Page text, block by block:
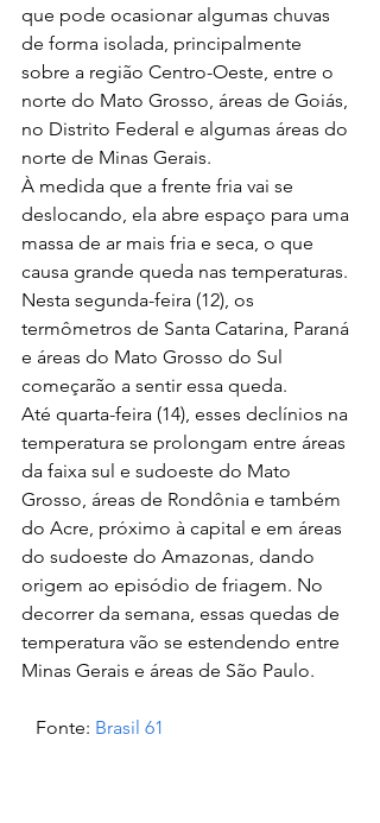
que pode ocasionar algumas chuvas
de forma isolada, principalmente
sobre a região Centro-Oeste, entre o
norte do Mato Grosso, áreas de Goiás,
no Distrito Federal e algumas áreas do
norte de Minas Gerais.
À medida que a frente fria vai se
deslocando, ela abre espaço para uma
massa de ar mais fria e seca, o que
causa grande queda nas temperaturas.
Nesta segunda-feira (12), os
termômetros de Santa Catarina, Paraná
e áreas do Mato Grosso do Sul
começarão a sentir essa queda.
Até quarta-feira (14), esses declínios na
temperatura se prolongam entre áreas
da faixa sul e sudoeste do Mato
Grosso, áreas de Rondônia e também
do Acre, próximo à capital e em áreas
do sudoeste do Amazonas, dando
origem ao episódio de friagem. No
decorrer da semana, essas quedas de
temperatura vão se estendendo entre
Minas Gerais e áreas de São Paulo.
   Fonte:
Brasil 61